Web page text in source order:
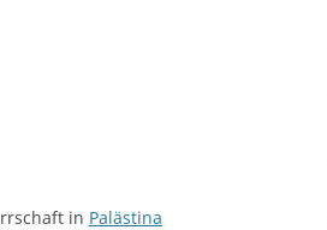
in Palästina